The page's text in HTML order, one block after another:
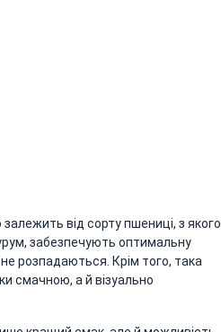
від сорту пшениці, з якого
забезпечують оптимальну
розпадаються. Крім того, така
смачною, а й візуально